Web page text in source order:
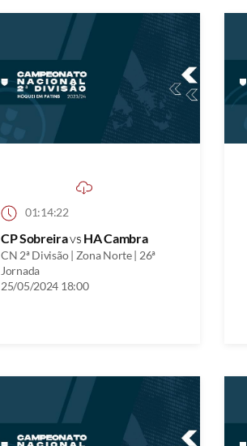
01:14:22
CP Sobreiravs HA Cambra
CN 2ª Divisão | Zona Norte | 26ª
Jornada
25/05/2024 18:00